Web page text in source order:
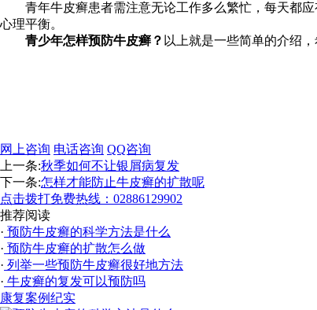
青年牛皮癣患者需注意无论工作多么繁忙，每天都应
心理平衡。
青少年怎样预防牛皮癣？ 以上就是一些简单的介绍
网上咨询 电话咨询 QQ咨询
上一条:秋季如何不让银屑病复发
下一条:怎样才能防止牛皮癣的扩散呢
点击拨打免费热线：02886129902
推荐阅读
· 预防牛皮癣的科学方法是什么
· 预防牛皮癣的扩散怎么做
· 列举一些预防牛皮癣很好地方法
· 牛皮癣的复发可以预防吗
康复案例纪实